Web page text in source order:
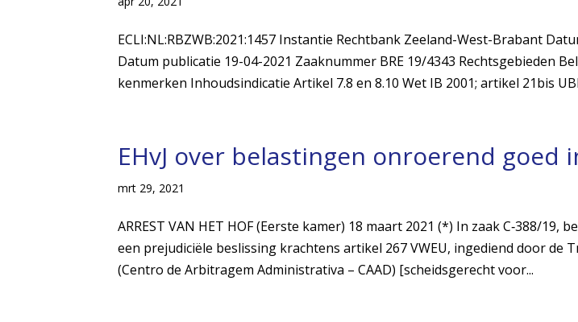
ECLI:NL:RBZWB:2021:1457 Instantie Rechtbank Zeeland-West-Brabant
Datum publicatie 19-04-2021 Zaaknummer BRE 19/4343 Rechtsgebieden
kenmerken Inhoudsindicatie Artikel 7.8 en 8.10 Wet IB 2001; artikel 21bis
EHvJ over belastingen onroerend goed
mrt 29, 2021
ARREST VAN HET HOF (Eerste kamer) 18 maart 2021 (*) In zaak C‑388/19,
een prejudiciële beslissing krachtens artikel 267 VWEU, ingediend door de
(Centro de Arbitragem Administrativa – CAAD) [scheidsgerecht voor...